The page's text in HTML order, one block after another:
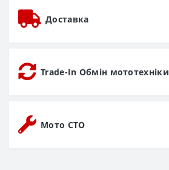
Доставка
Trade-In Обмін мототехніки
Мото СТО